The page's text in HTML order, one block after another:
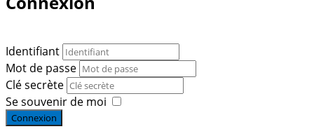
Identifiant
Mot de passe
Clé secrète
Se souvenir de moi
Connexion